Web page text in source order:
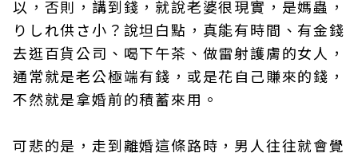
以，否則，講到錢，就說老婆很現實，是媽蟲，
りしれ供さ小？說坦白點，真能有時間、有金錢
去逛百貨公司、喝下午茶、做雷射護膚的女人，
通常就是老公極端有錢，或是花自己賺來的錢，
不然就是拿婚前的積蓄來用。
可悲的是，走到離婚這條路時，男人往往就會覺